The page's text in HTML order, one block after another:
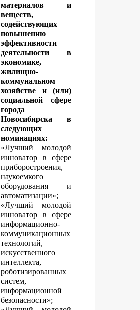
материалов и
веществ,
содействующих
повышению
эффективности
деятельности в
экономике,
жилищно-
коммунальном
хозяйстве и (или)
социальной сфере
города
Новосибирска в
следующих
номинациях:
«Лучший молодой
инноватор в сфере
приборостроения,
наукоемкого
оборудования и
автоматизации»;
«Лучший молодой
инноватор в сфере
информационно-
коммуникационных
технологий,
искусственного
интеллекта,
роботизированных
систем,
информационной
безопасности»;